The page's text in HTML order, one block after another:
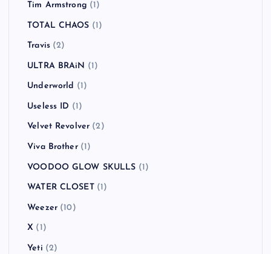
Tim Armstrong (1)
TOTAL CHAOS (1)
Travis(2)
ULTRA BRAiN (1)
Underworld (1)
Useless ID (1)
Velvet Revolver (2)
Viva Brother(1)
VOODOO GLOW SKULLS (1)
WATER CLOSET(1)
Weezer(10)
X (1)
Yeti (2)